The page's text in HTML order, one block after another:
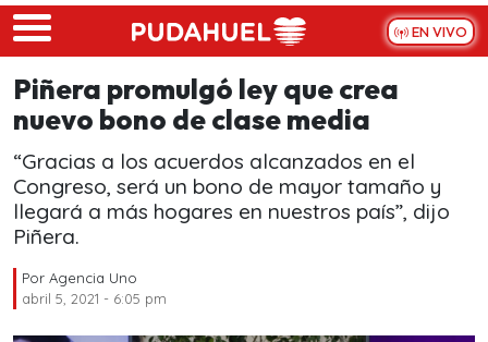
Skip to main content
EN VIVO
Piñera promulgó ley que crea
nuevo bono de clase media
“Gracias a los acuerdos alcanzados en el
Congreso, será un bono de mayor tamaño y
llegará a más hogares en nuestros país”, dijo
Piñera.
Por Agencia Uno
abril 5, 2021 - 6:05 pm